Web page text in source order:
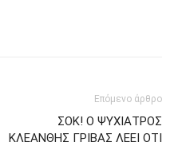
Επόμενο άρθρο
ΣΟΚ! Ο ΨΥΧΙΑΤΡΟΣ
ΚΛΕΑΝΘΗΣ ΓΡΙΒΑΣ ΛΕΕΙ ΟΤΙ